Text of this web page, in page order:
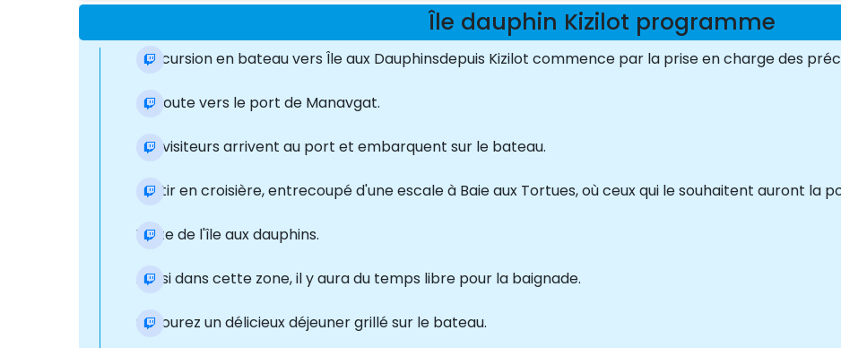
Île dauphin Kizilot programme
L'excursion en bateau vers Île aux Dauphinsdepuis Kizilot commence par la prise en charge des
En route vers le port de Manavgat.
Les visiteurs arrivent au port et embarquent sur le bateau.
Partir en croisière, entrecoupé d'une escale à Baie aux Tortues, où ceux qui le souhaitent auront la
Visite de l'île aux dauphins.
Aussi dans cette zone, il y aura du temps libre pour la baignade.
Savourez un délicieux déjeuner grillé sur le bateau.